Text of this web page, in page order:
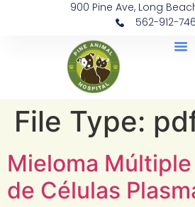
900 Pine Ave, Long
562-912-
File Type:
Mieloma
de Células